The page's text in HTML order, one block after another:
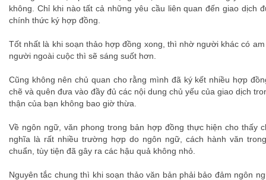
không. Chỉ khi nào tất cả những yêu cầu liên quan đến giao dịch
chính thức ký hợp đồng.
Tốt nhất là khi soạn thảo hợp đồng xong, thì nhờ người khác có
người ngoài cuộc thì sẽ sáng suốt hơn.
Cũng không nên chủ quan cho rằng mình đã ký kết nhiều hợp
chẽ và quên đưa vào đầy đủ các nội dung chủ yếu của giao dịch
thận của bạn không bao giờ thừa.
Về ngôn ngữ, văn phong trong bản hợp đồng thực hiện cho thấy
nghĩa là rất nhiều trường hợp do ngôn ngữ, cách hành văn
chuẩn, tùy tiện đã gây ra các hậu quả không nhỏ.
Nguyên tắc chung thì khi soạn thảo văn bản phải bảo đảm ngôn